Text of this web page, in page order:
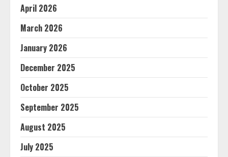
April 2026
March 2026
January 2026
December 2025
October 2025
September 2025
August 2025
July 2025